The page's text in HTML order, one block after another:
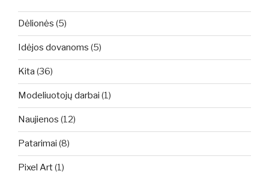
Dėlionės (5)
Idėjos dovanoms (5)
Kita (36)
Modeliuotojų darbai (1)
Naujienos (12)
Patarimai (8)
Pixel Art(1)